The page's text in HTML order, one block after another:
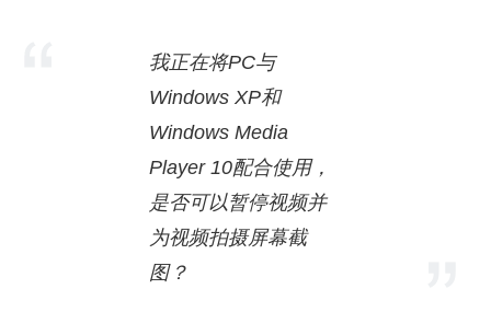
我正在将PC与
Windows XP和
Windows Media
Player 10配合使用，
是否可以暂停视频并
为视频拍摄屏幕截
图？